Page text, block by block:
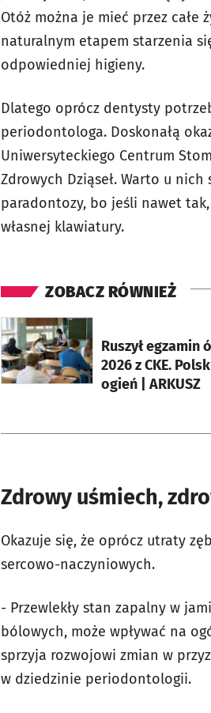
Otóż można je mieć przez
naturalnym etapem starzenia
odpowiedniej higieny.
Dlatego oprócz dentysty
periodontologa. Doskonałą
Uniwersyteckiego Centrum
Zdrowych Dziąseł. Warto u
paradontozy, bo jeśli nawet
własnej klawiatury.
ZOBACZ RÓWNIEŻ
Ruszył egzamin
2026 z CKE.
ogień | ARKUSZ
otworzy się w nowej karcie
Zdrowy uśmiech,
Okazuje się, że oprócz utraty
sercowo-naczyniowych.
- Przewlekły stan zapalny w
bólowych, może wpływać na
sprzyja rozwojowi zmian w
w dziedzinie periodontologii.